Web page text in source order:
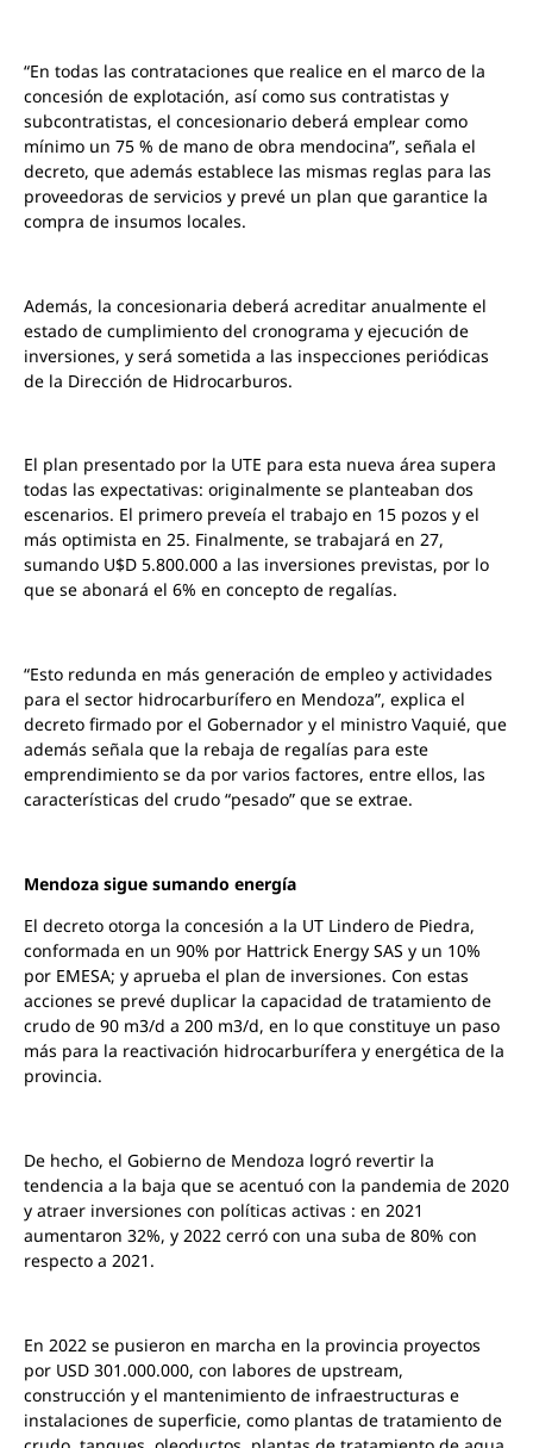
“En todas las contrataciones que realice en el marco de la
concesión de explotación, así como sus contratistas y
subcontratistas, el concesionario deberá emplear como
mínimo un 75 % de mano de obra mendocina”, señala el
decreto, que además establece las mismas reglas para las
proveedoras de servicios y prevé un plan que garantice la
compra de insumos locales.
Además, la concesionaria deberá acreditar anualmente el
estado de cumplimiento del cronograma y ejecución de
inversiones, y será sometida a las inspecciones periódicas
de la Dirección de Hidrocarburos.
El plan presentado por la UTE para esta nueva área supera
todas las expectativas: originalmente se planteaban dos
escenarios. El primero preveía el trabajo en 15 pozos y el
más optimista en 25. Finalmente, se trabajará en 27,
sumando U$D 5.800.000 a las inversiones previstas, por lo
que se abonará el 6% en concepto de regalías.
“Esto redunda en más generación de empleo y actividades
para el sector hidrocarburífero en Mendoza”, explica el
decreto firmado por el Gobernador y el ministro Vaquié, que
además señala que la rebaja de regalías para este
emprendimiento se da por varios factores, entre ellos, las
características del crudo “pesado” que se extrae.
Mendoza sigue sumando energía
El decreto otorga la concesión a la UT Lindero de Piedra,
conformada en un 90% por Hattrick Energy SAS y un 10%
por EMESA; y aprueba el plan de inversiones. Con estas
acciones se prevé duplicar la capacidad de tratamiento de
crudo de 90 m3/d a 200 m3/d, en lo que constituye un paso
más para la reactivación hidrocarburífera y energética de la
provincia.
De hecho, el Gobierno de Mendoza logró revertir la
tendencia a la baja que se acentuó con la pandemia de 2020
y atraer inversiones con políticas activas : en 2021
aumentaron 32%, y 2022 cerró con una suba de 80% con
respecto a 2021.
En 2022 se pusieron en marcha en la provincia proyectos
por USD 301.000.000, con labores de upstream,
construcción y el mantenimiento de infraestructuras e
instalaciones de superficie, como plantas de tratamiento de